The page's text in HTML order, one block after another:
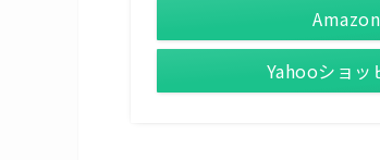
Amazon
Yahooショッ